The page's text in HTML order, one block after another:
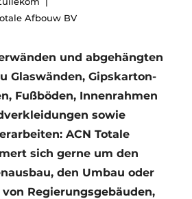
registrieren
Afbouw BV
und abgehängten
Glaswänden, Gipskarton-
Fußböden, Innenrahmen
sowie
ACN Totale
sich gerne um den
den Umbau oder
Regierungsgebäuden,